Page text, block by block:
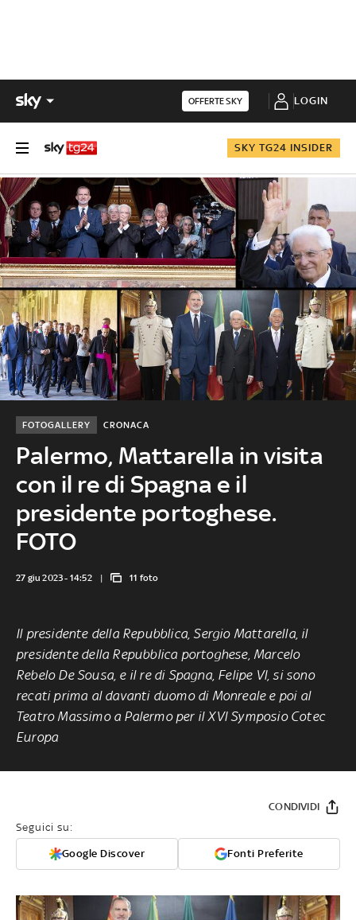
OFFERTE SKY LOGIN
SKY TG24 INSIDER
Palermo, Mattarella in visita
con il re di Spagna e il
presidente portoghese.
FOTO
CRONACA
FOTOGALLERY
27 giu 2023 - 14:52 11 foto
Il presidente della Repubblica, Sergio Mattarella, il
presidente della Repubblica portoghese, Marcelo
Rebelo De Sousa, e il re di Spagna, Felipe VI, si sono
recati prima al davanti duomo di Monreale e poi al
Teatro Massimo a Palermo per il XVI Symposio Cotec
Europa
Seguici su:
Google Discover Fonti Preferite
CONDIVIDI